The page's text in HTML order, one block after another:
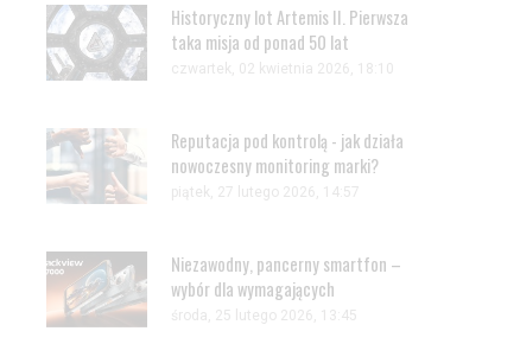
Historyczny lot Artemis II. Pierwsza
taka misja od ponad 50 lat
czwartek, 02 kwietnia 2026, 18:10
Reputacja pod kontrolą - jak działa
nowoczesny monitoring marki?
piątek, 27 lutego 2026, 14:57
Niezawodny, pancerny smartfon –
wybór dla wymagających
środa, 25 lutego 2026, 13:45